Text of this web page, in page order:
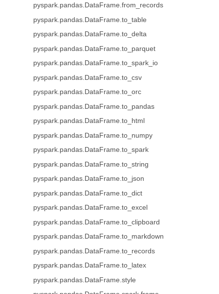
pyspark.pandas.DataFrame.from_records
pyspark.pandas.DataFrame.to_table
pyspark.pandas.DataFrame.to_delta
pyspark.pandas.DataFrame.to_parquet
pyspark.pandas.DataFrame.to_spark_io
pyspark.pandas.DataFrame.to_csv
pyspark.pandas.DataFrame.to_orc
pyspark.pandas.DataFrame.to_pandas
pyspark.pandas.DataFrame.to_html
pyspark.pandas.DataFrame.to_numpy
pyspark.pandas.DataFrame.to_spark
pyspark.pandas.DataFrame.to_string
pyspark.pandas.DataFrame.to_json
pyspark.pandas.DataFrame.to_dict
pyspark.pandas.DataFrame.to_excel
pyspark.pandas.DataFrame.to_clipboard
pyspark.pandas.DataFrame.to_markdown
pyspark.pandas.DataFrame.to_records
pyspark.pandas.DataFrame.to_latex
pyspark.pandas.DataFrame.style